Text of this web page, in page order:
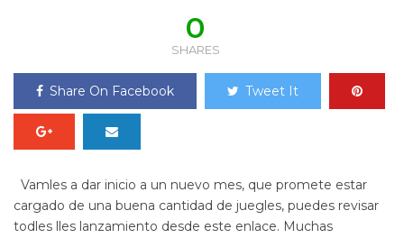
0
SHARES
Share On Facebook Tweet It
Vamles a dar inicio a un nuevo mes, que promete estar
cargado de una buena cantidad de juegles, puedes revisar
todles lles lanzamiento desde este enlace. Muchas